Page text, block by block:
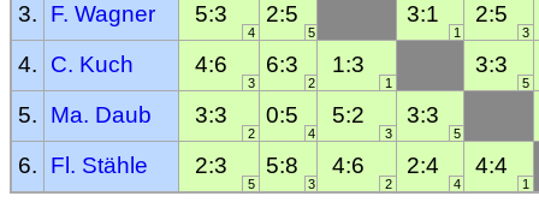
3. F. Wagner 5:3 2:5 3:1 2:5
4 5 1 3
4. C. Kuch 4:6 6:3 1:3 3:3
3 2 1 5
5. Ma. Daub 3:3 0:5 5:2 3:3
2 4 3 5
6. Fl. Stähle 2:3 5:8 4:6 2:4 4:4
5 3 2 4 1